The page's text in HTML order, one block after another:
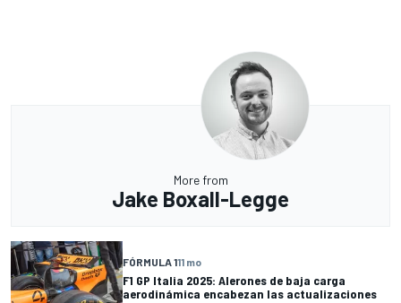
More from
Jake Boxall-Legge
FÓRMULA 111 mo
F1 GP Italia 2025: Alerones de baja carga
aerodinámica encabezan las actualizaciones